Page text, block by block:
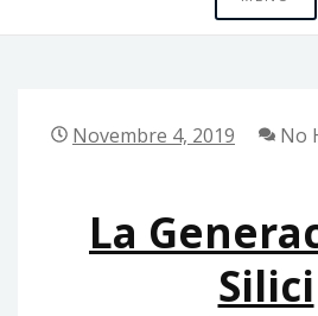
Novembre 4, 2019 No
La
Silici